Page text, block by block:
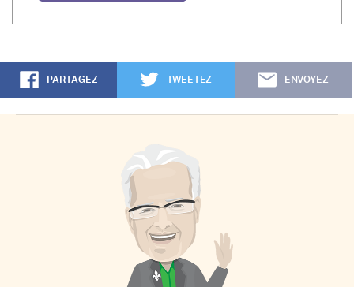
PARTAGEZ TWEETEZ ENVOYEZ